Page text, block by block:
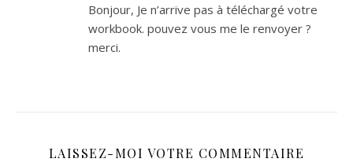
Bonjour, Je n’arrive pas à téléchargé votre
workbook. pouvez vous me le renvoyer ?
merci.
LAISSEZ-MOI VOTRE COMMENTAIRE